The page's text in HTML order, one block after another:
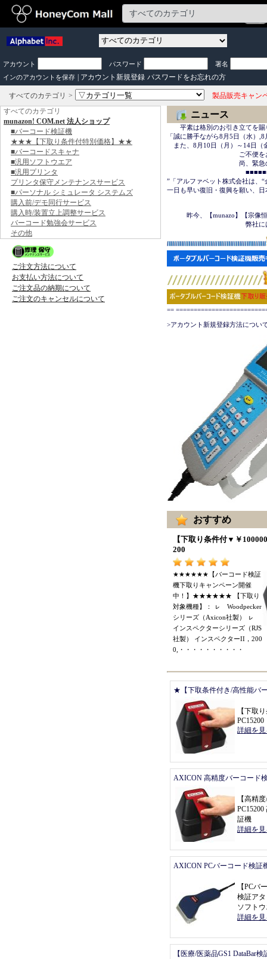
アカウント パスワード
署名
インのアカウントを保存
アカウント新規登録 パスワードをお忘れの方
すべてのカテゴリ
製品販売キャン
すべてのカテゴリ
munazon! COM.net 法人ショップ
■バーコード検証機
★★★【下取り条件付特別価格】★★
■バーコードスキャナ
■汎用ソフトウエア
■汎用プリンタ
プリンタ保守メンテナンスサービス
■パーソナル シミュレータ システムズ
購入前/デモ同行サービス
購入時/装置立上調整サービス
バーコード勉強会サービス
その他
ご注文方法について
お支払い方法について
ご注文品の納期について
ご注文のキャンセルについて
ニュース
平素は格別のお引き立てを賜
「誠に勝手ながら8月5日（水）
また、8月10日（月）～14日（
ご不便をおかけ致しま
尚、緊急の場合は
■■■■■■＜＜     応援
”「アルファベット株式会社は、
一日も早い復旧・復興を願い、
昨今、【munazo】【宗像恒憲
弊社には一切関係はご
==
>アカウント新規登録方法につい
おすすめ
【下取り条件付▼￥ 100000
200
★★★★★★【バーコード検証
機下取りキャンペーン開催
中 ！】★★★★★★ 【下取り
対象機種】： ㇾ
Woodpecker
シリーズ （Axicon社製）
ㇾ
インスペクターシリーズ （RJS
社製） インスペクターII ， 200
0,
・・・・・・・・・・
★【下取条件付き/高性能バ
【下取
PC15200
詳細を
AXICON 高精度バーコード
【高精
証機
詳細を
AXICON PCバーコード検証
【PCバ
検証ア
ソフト
詳細を
【医療/医薬品GS1 DataBar